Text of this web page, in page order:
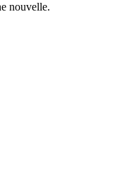
nouvelle.